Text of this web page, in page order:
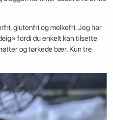
glutenfri og melkefri. Jeg har
fordi du enkelt kan tilsette
og tørkede bær. Kun tre